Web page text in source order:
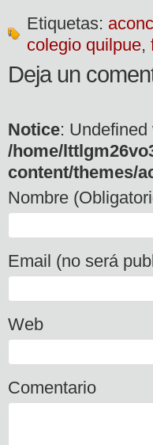
Etiquetas:
colegio quilpue,
Deja un
Notice:
/home/
content/themes/
Nombre
Email (no será
Web
Comentario